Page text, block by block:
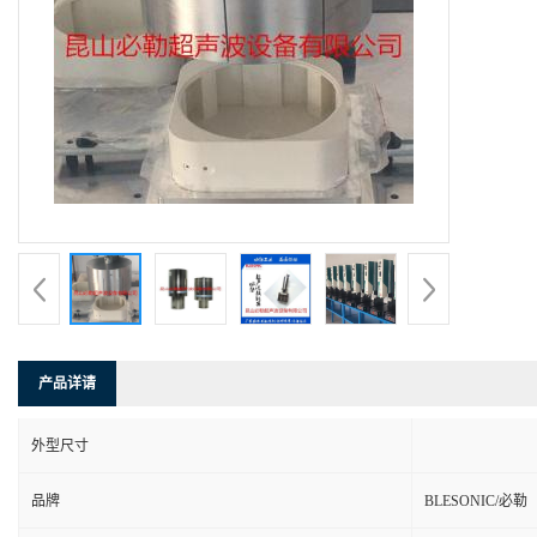
产品详请
外型尺寸
品牌 BLESONIC/必勒